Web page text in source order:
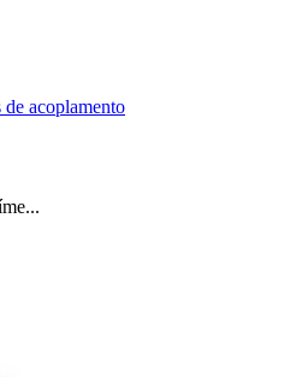
de acoplamento